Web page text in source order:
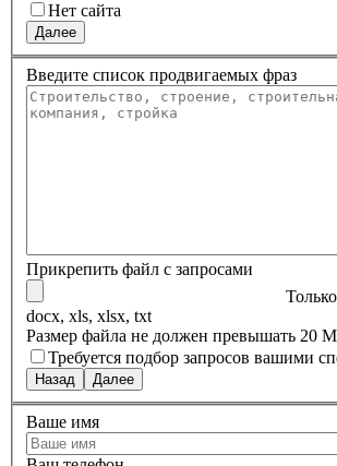
Нет сайта
Далее
Введите список продвигаемых фраз
Прикрепить файл с запросами
docx, xls, xlsx, txt
Размер файла не должен превышать 20
Требуется подбор запросов вашими
Назад Далее
Ваше имя